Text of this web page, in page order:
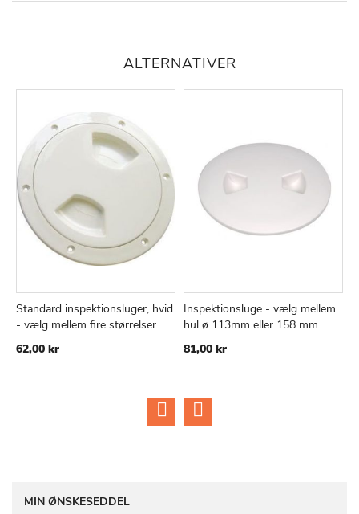
ALTERNATIVER
Læg i kurv
TILFØJSAMMENLIGN
Standard inspektionsluger, hvid
- vælg mellem fire størrelser
62,00 kr
Læg i kurv
TILFØJ
Inspektionsluge - vælg mellem
hul ø 113mm eller 158 mm
81,00 kr
MIN ØNSKESEDDEL